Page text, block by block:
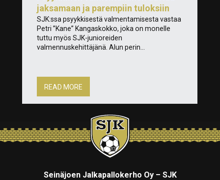
jaksamaan ja parempiin tuloksiin
SJK:ssa psyykkisestä valmentamisesta vastaa
Petri ”Kane” Kangaskokko, joka on monelle
tuttu myös SJK-junioreiden
valmennuskehittäjänä. Alun perin...
READ MORE
Seinäjoen Jalkapallokerho Oy – SJK